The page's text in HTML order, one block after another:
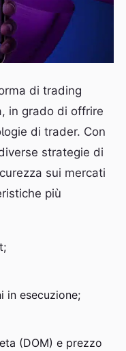
di trading
in grado di offrire
di trader. Con
strategie di
sui mercati
più
in esecuzione;
(DOM) e prezzo